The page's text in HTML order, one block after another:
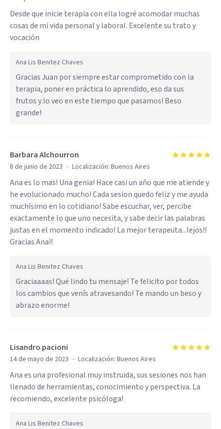
Desde que inicie terapia con ella logré acomodar muchas
cosas de mi vida personal y laboral. Excelente su trato y
vocación
Ana Lis Benitez Chaves
Gracias Juan por siempre estar comprometido con la
terapia, poner en práctica lo aprendido, eso da sus
frutos y lo veo en este tiempo que pasamos! Beso
grande!
Barbara Alchourron
8 de junio de 2023 · Localización: Buenos Aires
Ana es lo mas! Una genia! Hace casi un año que me atiende y
he evolucionado mucho! Cada sesion quedo feliz y me ayuda
muchísimo en lo cotidiano! Sabe escuchar, ver, percibe
exactamente lo que uno necesita, y sabe decir las palabras
justas en el momento indicado! La mejor terapeuta...lejos!!
Gracias Ana!!
Ana Lis Benitez Chaves
Graciaaaas! Qué lindo tu mensaje! Te felicito por todos
los cambios que venís atravesando! Te mando un beso y
abrazo enorme!
Lisandro pacioni
14 de mayo de 2023 · Localización: Buenos Aires
Ana es una profesional muy instruida, sus sesiones nos han
llenado de herramientas, conocimiento y perspectiva. La
recomiendo, excelente psicóloga!
Ana Lis Benitez Chaves